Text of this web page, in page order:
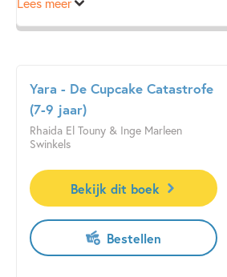
met de prachtige verre wereld van Azië.
Yara - De Cupcake Catastrofe
(7-9 jaar)
Rhaida El Touny & Inge Marleen
Swinkels
Bekijk dit boek
Bestellen